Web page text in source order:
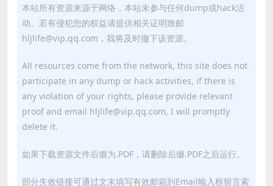
本站所有资源来源于网络，本站未参与任何dump或hack活
动。若有侵犯您的权益请提供相关证明致邮
hljlife@vip.qq.com，我将及时撤下该资源。
All resources come from the network, this site does not
participate in any dump or hack activities, if there is
any violation of your rights, please provide relevant
proof and email hljlife@vip.qq.com, I will promptly
delete it.
如果下载资源文件后缀为.PDF，请删除后缀.PDF之后运行。
部分失效链接可通过文末填写有效邮箱到Email输入框留言索